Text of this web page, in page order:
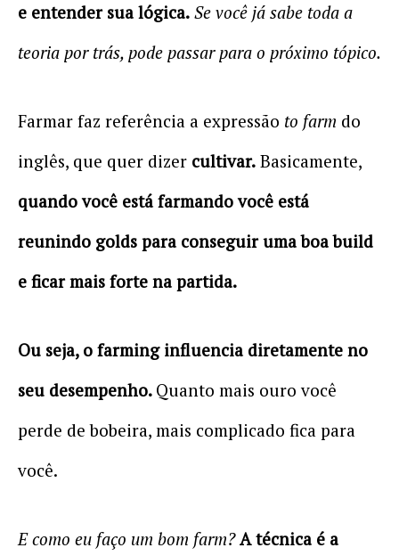
e entender sua lógica. Se você já sabe toda a
teoria por trás, pode passar para o próximo tópico.
Farmar faz referência a expressão to farm do
inglês, que quer dizer cultivar. Basicamente,
quando você está farmando você está
reunindo golds para conseguir uma boa build
e ficar mais forte na partida.
Ou seja, o farming influencia diretamente no
seu desempenho. Quanto mais ouro você
perde de bobeira, mais complicado fica para
você.
E como eu faço um bom farm? A técnica é a